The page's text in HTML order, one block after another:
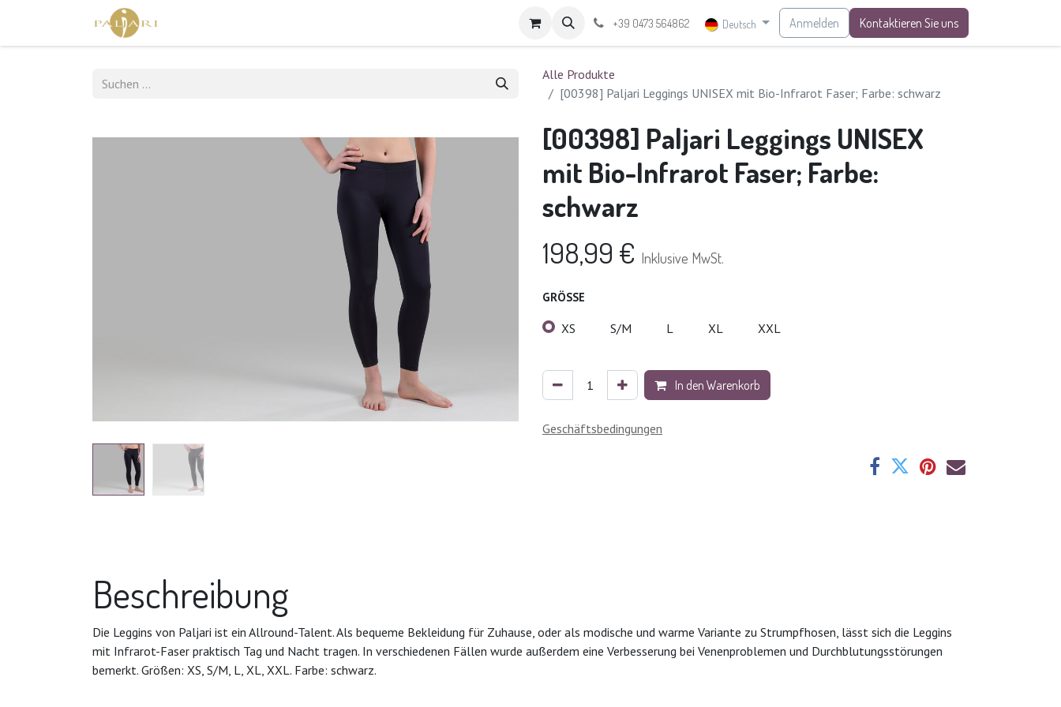
+39 0473 564862 Deutsch Anmelden Kontaktieren Sie uns
Alle Produkte
[00398] Paljari Leggings UNISEX mit Bio-Infrarot Faser; Farbe: schwarz
[00398] Paljari Leggings UNISEX
mit Bio-Infrarot Faser; Farbe:
schwarz
198,99 € Inklusive MwSt.
GRÖSSE
XS S/M L XL XXL
In den Warenkorb
Geschäftsbedingungen
Beschreibung
Die Leggins von Paljari ist ein Allround-Talent. Als bequeme Bekleidung für Zuhause, oder als modische und warme Variante zu Strumpfhosen, lässt sich die Leggins
mit Infrarot-Faser praktisch Tag und Nacht tragen. In verschiedenen Fällen wurde außerdem eine Verbesserung bei Venenproblemen und Durchblutungsstörungen
bemerkt. Größen: XS, S/M, L, XL, XXL. Farbe: schwarz.